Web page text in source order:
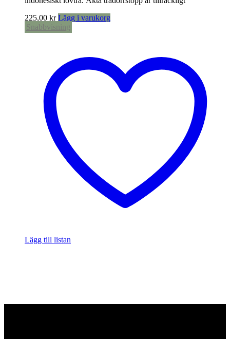
225,00 kr Lägg i varukorg
Snabbvisning
Lägg till listan